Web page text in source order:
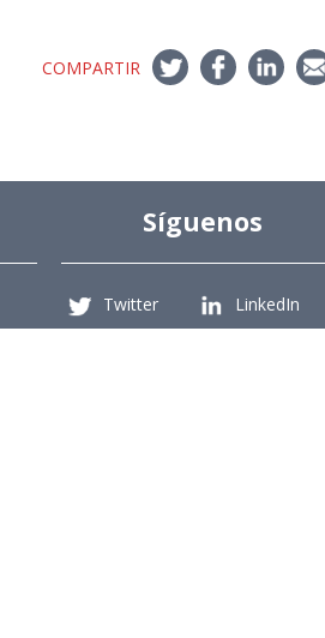
COMPARTIR
Síguenos
Twitter
LinkedIn